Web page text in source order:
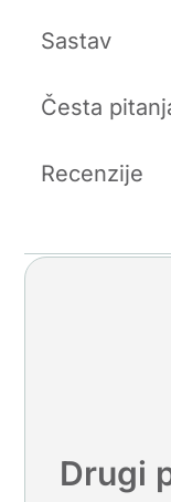
Sastav
Česta
Recenzije
Drugi